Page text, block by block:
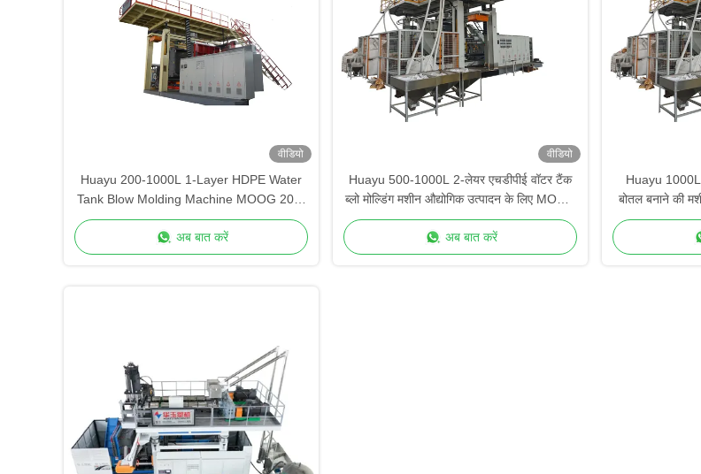
वीडियो
Huayu 200-1000L 1-Layer HDPE Water
Tank Blow Molding Machine MOOG 200-
Point Control High Speed Production
अब बात करें
वीडियो
Huayu 500-1000L 2-लेयर एचडीपीई वॉटर टैंक
ब्लो मोल्डिंग मशीन औद्योगिक उत्पादन के लिए MOOG
200-पॉइंट पेरिसन कंट्रोल
अब बात करें
Huayu 1000L
बोतल बनाने की
त्वरित